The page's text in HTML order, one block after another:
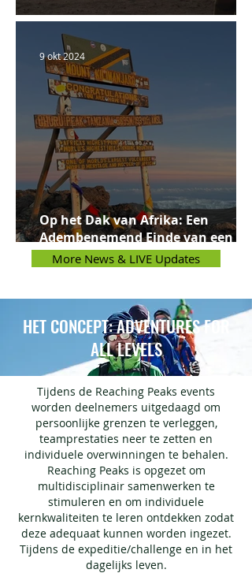
Op het Dak van Afrika: Een
Adembenemend Einde van een
Epische Reis
9 okt 2024
More News & LIVE Updates
HET CONCEPT: ADVENTURES FOR
ALL LEVELS
Tijdens de Reaching Peaks events
worden deelnemers uitgedaagd om
persoonlijke grenzen te verleggen,
teamprestaties neer te zetten en
individuele overwinningen te behalen.
Reaching Peaks is opgezet om
multidisciplinair samenwerken te
stimuleren en om individuele
kernkwaliteiten te leren ontdekken zodat
deze adequaat kunnen worden ingezet.
Tijdens de expeditie/challenge en in het
dagelijks leven.